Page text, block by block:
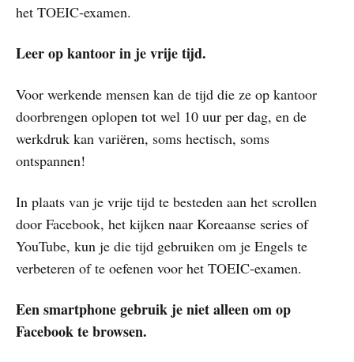
het TOEIC-examen.
Leer op kantoor in je vrije tijd.
Voor werkende mensen kan de tijd die ze op kantoor
doorbrengen oplopen tot wel 10 uur per dag, en de
werkdruk kan variëren, soms hectisch, soms
ontspannen!
In plaats van je vrije tijd te besteden aan het scrollen
door Facebook, het kijken naar Koreaanse series of
YouTube, kun je die tijd gebruiken om je Engels te
verbeteren of te oefenen voor het TOEIC-examen.
Een smartphone gebruik je niet alleen om op
Facebook te browsen.